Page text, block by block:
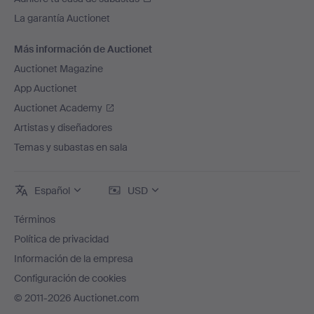
La garantía Auctionet
Más información de Auctionet
Auctionet Magazine
App Auctionet
Auctionet Academy
Artistas y diseñadores
Temas y subastas en sala
Español USD
Términos
Política de privacidad
Información de la empresa
Configuración de cookies
© 2011-2026 Auctionet.com